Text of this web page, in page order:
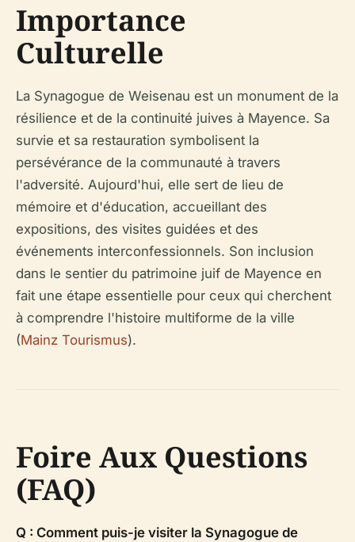
Importance
Culturelle
La Synagogue de Weisenau est un monument de la
résilience et de la continuité juives à Mayence. Sa
survie et sa restauration symbolisent la
persévérance de la communauté à travers
l'adversité. Aujourd'hui, elle sert de lieu de
mémoire et d'éducation, accueillant des
expositions, des visites guidées et des
événements interconfessionnels. Son inclusion
dans le sentier du patrimoine juif de Mayence en
fait une étape essentielle pour ceux qui cherchent
à comprendre l'histoire multiforme de la ville
(Mainz Tourismus).
Foire Aux Questions
(FAQ)
Q : Comment puis-je visiter la Synagogue de